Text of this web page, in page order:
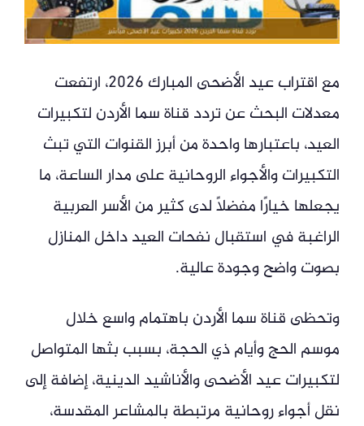
مع اقتراب عيد الأضحى المبارك 2026، ارتفعت
معدلات البحث عن تردد قناة سما الأردن لتكبيرات
العيد، باعتبارها واحدة من أبرز القنوات التي تبث
التكبيرات والأجواء الروحانية على مدار الساعة، ما
يجعلها خيارًا مفضلًا لدى كثير من الأسر العربية
الراغبة في استقبال نفحات العيد داخل المنازل
بصوت واضح وجودة عالية.
وتحظى قناة سما الأردن باهتمام واسع خلال
موسم الحج وأيام ذي الحجة، بسبب بثها المتواصل
لتكبيرات عيد الأضحى والأناشيد الدينية، إضافة إلى
نقل أجواء روحانية مرتبطة بالمشاعر المقدسة،